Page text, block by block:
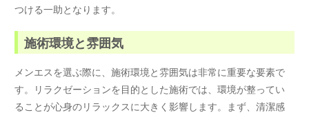
つける一助となります。
施術環境と雰囲気
メンエスを選ぶ際に、施術環境と雰囲気は非常に重要な要素で
す。リラクゼーションを目的とした施術では、環境が整ってい
ることが心身のリラックスに大きく影響します。まず、清潔感